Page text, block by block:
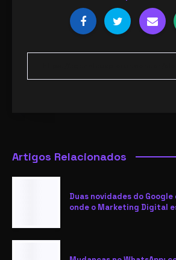
Artigos Relacionados
Duas novidades do
onde o Marketing Digital